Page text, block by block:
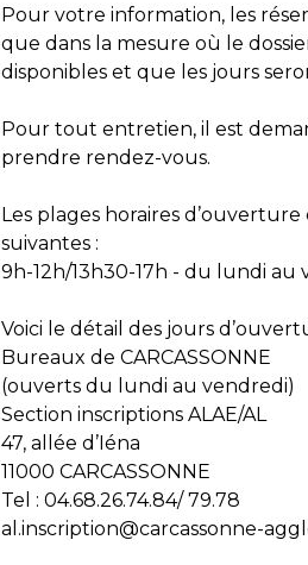
Pour votre information, les
que dans la mesure où le
disponibles et que les jours
Pour tout entretien, il est
prendre rendez-vous.
Les plages horaires
suivantes :
9h-12h/13h30-17h - du lundi au
Voici le détail des jours
Bureaux de CARCASSONNE
(ouverts du lundi au vendredi)
Section inscriptions ALAE/AL
47, allée d’Iéna
11000 CARCASSONNE
Tel : 04.68.26.74.84/ 79.78
al.inscription@carcassonne-